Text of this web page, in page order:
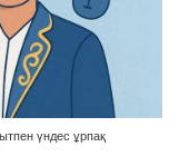
үндес ұрпақ